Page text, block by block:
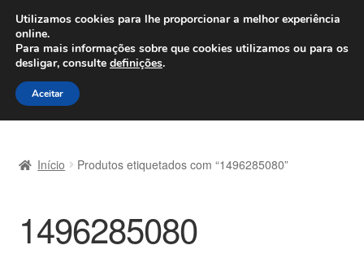
ENVIO a partir de 7 EUR
Seg-Sex, das 9h às 16h800 500 967
Ir
para
a
Saltar
para
o
Carrinho
Confira
Início Produtos etiquetados com “1496285080”
1496285080
Utilizamos cookies para lhe proporcionar a melhor experiência
online.
Para mais informações sobre que cookies utilizamos ou para os
desligar, consulte definições.
Aceitar